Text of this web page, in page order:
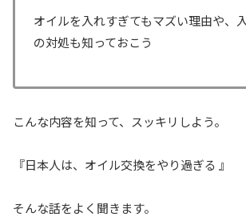
オイルを入れすぎてもマズい理由や、
の対処も知っておこう
こんな内容を知って、スッキリしよう。
『日本人は、オイル交換をやり過ぎる 』
そんな話をよく聞きます。